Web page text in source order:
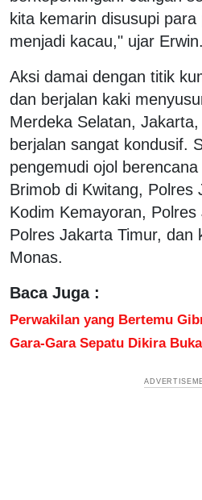
kita kemarin disusupi
menjadi kacau," ujar Erwin.
Aksi damai dengan titik
dan berjalan kaki
Merdeka Selatan,
berjalan sangat kondusif.
pengemudi ojol
Brimob di Kwitang, Polres
Kodim Kemayoran,
Polres Jakarta Timur, dan
Monas.
Baca Juga :
Perwakilan yang Bertemu
Gara-Gara Sepatu Dikira